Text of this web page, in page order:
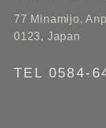
77 Minamijo,
0123, Japan
TEL 0584-